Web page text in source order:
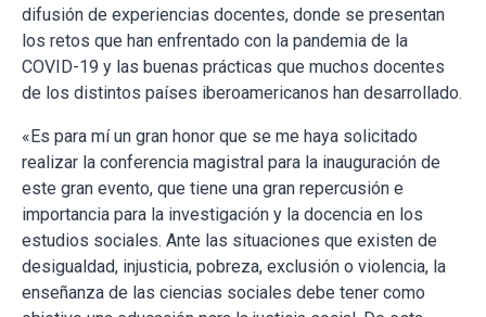
difusión de experiencias docentes, donde se presentan
los retos que han enfrentado con la pandemia de la
COVID-19 y las buenas prácticas que muchos docentes
de los distintos países iberoamericanos han desarrollado.
«Es para mí un gran honor que se me haya solicitado
realizar la conferencia magistral para la inauguración de
este gran evento, que tiene una gran repercusión e
importancia para la investigación y la docencia en los
estudios sociales. Ante las situaciones que existen de
desigualdad, injusticia, pobreza, exclusión o violencia, la
enseñanza de las ciencias sociales debe tener como